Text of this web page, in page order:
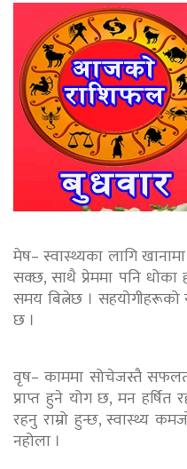
मेष– स्वास्थ्यका लागि
सक्छ, साथै प्रेममा पनि धोका
समय बित्नेछ ।
छ ।
वृष– काममा सोचेजस्तै
प्राप्त हुने योग छ, मन हर्षित
रहनु राम्रो हुन्छ, स्वास्थ्य
नहोला ।